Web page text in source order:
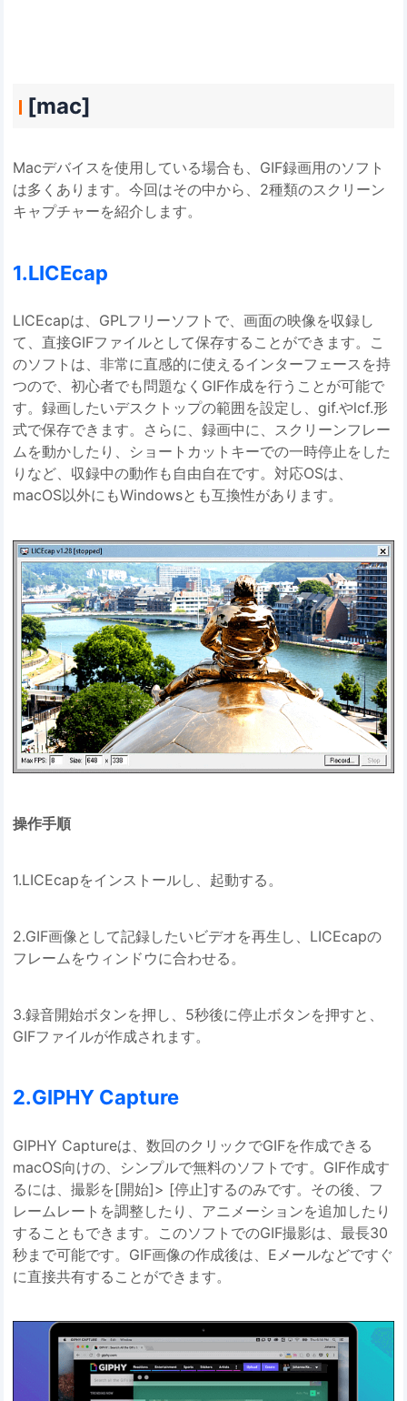
[mac]
Macデバイスを使用している場合も、GIF録画用のソフト
は多くあります。今回はその中から、2種類のスクリーン
キャプチャーを紹介します。
1.LICEcap
LICEcapは、GPLフリーソフトで、画面の映像を収録し
て、直接GIFファイルとして保存することができます。こ
のソフトは、非常に直感的に使えるインターフェースを持
つので、初心者でも問題なくGIF作成を行うことが可能で
す。録画したいデスクトップの範囲を設定し、gif.やlcf.形
式で保存できます。さらに、録画中に、スクリーンフレー
ムを動かしたり、ショートカットキーでの一時停止をした
りなど、収録中の動作も自由自在です。対応OSは、
macOS以外にもWindowsとも互換性があります。
操作手順
1.LICEcapをインストールし、起動する。
2.GIF画像として記録したいビデオを再生し、LICEcapの
フレームをウィンドウに合わせる。
3.録音開始ボタンを押し、5秒後に停止ボタンを押すと、
GIFファイルが作成されます。
2.GIPHY Capture
GIPHY Captureは、数回のクリックでGIFを作成できる
macOS向けの、シンプルで無料のソフトです。GIF作成す
るには、撮影を[開始]> [停止]するのみです。その後、フ
レームレートを調整したり、アニメーションを追加したり
することもできます。このソフトでのGIF撮影は、最長30
秒まで可能です。GIF画像の作成後は、Eメールなどですぐ
に直接共有することができます。